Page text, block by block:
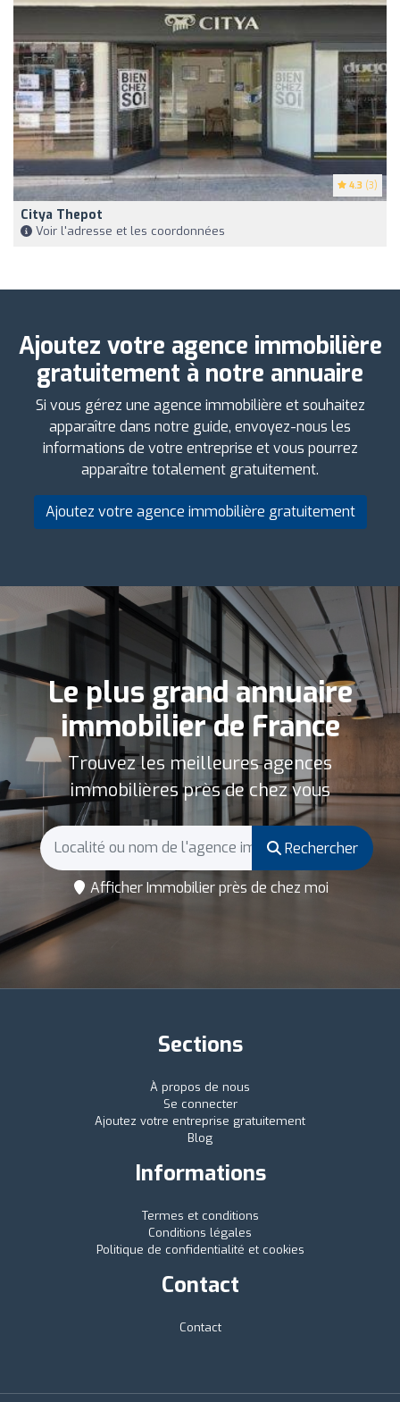
4.3 (3)
Citya Thepot
Voir l'adresse et les coordonnées
Ajoutez votre agence immobilière
gratuitement à notre annuaire
Si vous gérez une agence immobilière et souhaitez
apparaître dans notre guide, envoyez-nous les
informations de votre entreprise et vous pourrez
apparaître totalement gratuitement.
Ajoutez votre agence immobilière gratuitement
Le plus grand annuaire
immobilier de France
Trouvez les meilleures agences
immobilières près de chez vous
Rechercher
Afficher Immobilier près de chez moi
Sections
À propos de nous
Se connecter
Ajoutez votre entreprise gratuitement
Blog
Informations
Termes et conditions
Conditions légales
Politique de confidentialité et cookies
Contact
Contact